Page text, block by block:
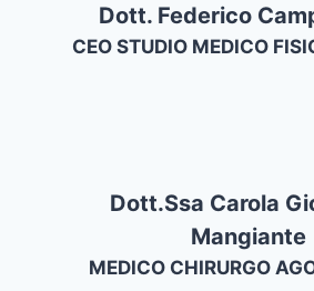
Dott. Federico
CEO STUDIO MEDICO
Dott.ssa Carola
Mangiante
MEDICO CHIRURGO